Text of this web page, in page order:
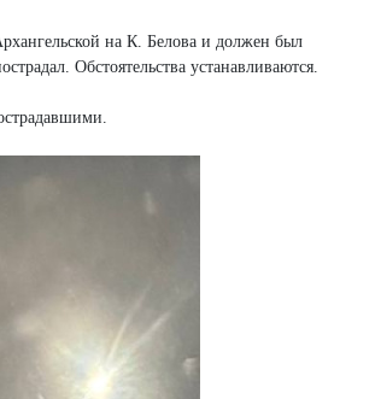
на К. Белова и должен был
Обстоятельства устанавливаются.